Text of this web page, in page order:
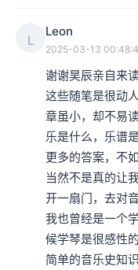
L
Leon
2025-03-13
谢谢昊辰亲自来
这些随笔是很动
章虽小，却不易
乐是什么，乐谱
更多的答案，不
当然不是真的让
开一扇门，去对
我也曾经是一个
候学琴是很感性
简单的音乐史知